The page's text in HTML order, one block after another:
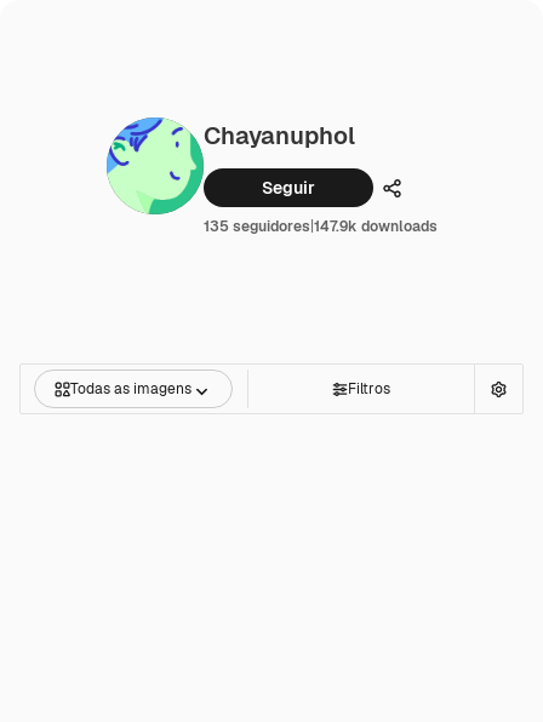
Chayanuphol
Seguir Compartilhar
135 seguidores|147.9k downloads
Todas as imagens Filtros